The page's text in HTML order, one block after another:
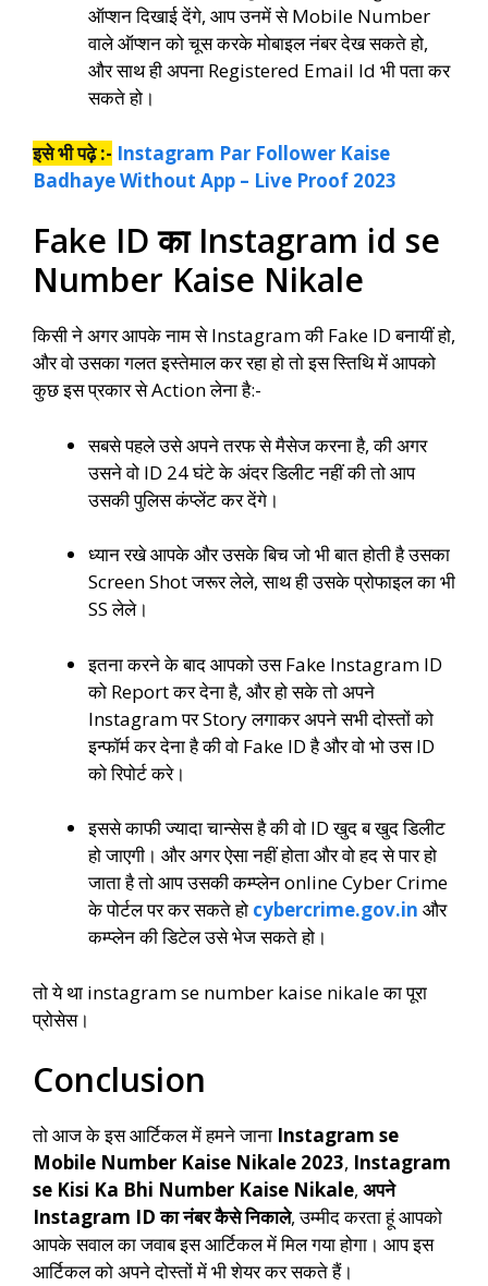
ऑप्शन दिखाई देंगे, आप उनमें से Mobile Number
वाले ऑप्शन को चूस करके मोबाइल नंबर देख सकते हो,
और साथ ही अपना Registered Email Id भी पता कर
सकते हो।
इसे भी पढ़े :- Instagram Par Follower Kaise
Badhaye Without App – Live Proof 2023
Fake ID का Instagram id se
Number Kaise Nikale
किसी ने अगर आपके नाम से Instagram की Fake ID बनायीं हो,
और वो उसका गलत इस्तेमाल कर रहा हो तो इस स्तिथि में आपको
कुछ इस प्रकार से Action लेना है:-
सबसे पहले उसे अपने तरफ से मैसेज करना है, की अगर
उसने वो ID 24 घंटे के अंदर डिलीट नहीं की तो आप
उसकी पुलिस कंप्लेंट कर देंगे।
ध्यान रखे आपके और उसके बिच जो भी बात होती है उसका
Screen Shot जरूर लेले, साथ ही उसके प्रोफाइल का भी
SS लेले।
इतना करने के बाद आपको उस Fake Instagram ID
को Report कर देना है, और हो सके तो अपने
Instagram पर Story लगाकर अपने सभी दोस्तों को
इन्फॉर्म कर देना है की वो Fake ID है और वो भो उस ID
को रिपोर्ट करे।
इससे काफी ज्यादा चान्सेस है की वो ID खुद ब खुद डिलीट
हो जाएगी। और अगर ऐसा नहीं होता और वो हद से पार हो
जाता है तो आप उसकी कम्प्लेन online Cyber Crime
के पोर्टल पर कर सकते हो cybercrime.gov.in और
कम्प्लेन की डिटेल उसे भेज सकते हो।
तो ये था instagram se number kaise nikale का पूरा
प्रोसेस।
Conclusion
तो आज के इस आर्टिकल में हमने जाना Instagram se
Mobile Number Kaise Nikale 2023, Instagram
se Kisi Ka Bhi Number Kaise Nikale, अपने
Instagram ID का नंबर कैसे निकाले, उम्मीद करता हूं आपको
आपके सवाल का जवाब इस आर्टिकल में मिल गया होगा। आप इस
आर्टिकल को अपने दोस्तों में भी शेयर कर सकते हैं।